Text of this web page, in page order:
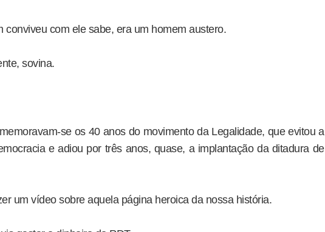
conviveu com ele sabe, era um homem austero.
sovina.
se os 40 anos do movimento da Legalidade, que evitou a
e adiou por três anos, quase, a implantação da ditadura de
um vídeo sobre aquela página heroica da nossa história.